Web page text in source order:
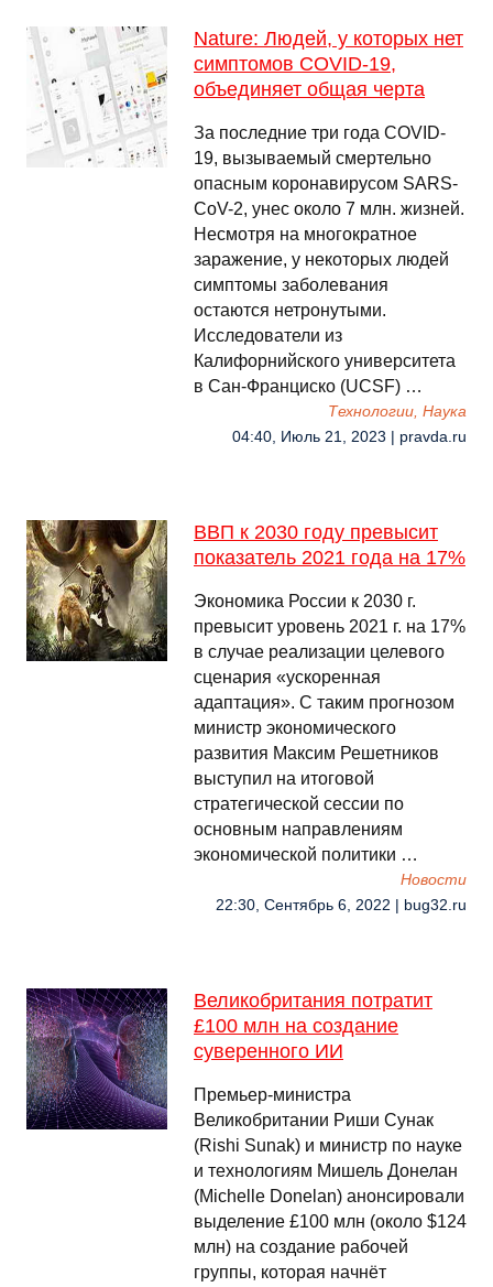
Nature: Людей, у которых нет
симптомов COVID-19,
объединяет общая черта
За последние три года COVID-
19, вызываемый смертельно
опасным коронавирусом SARS-
CoV-2, унес около 7 млн. жизней.
Несмотря на многократное
заражение, у некоторых людей
симптомы заболевания
остаются нетронутыми.
Исследователи из
Калифорнийского университета
в Сан-Франциско (UCSF) …
Технологии, Наука
04:40, Июль 21, 2023 | pravda.ru
ВВП к 2030 году превысит
показатель 2021 года на 17%
Экономика России к 2030 г.
превысит уровень 2021 г. на 17%
в случае реализации целевого
сценария «ускоренная
адаптация». С таким прогнозом
министр экономического
развития Максим Решетников
выступил на итоговой
стратегической сессии по
основным направлениям
экономической политики …
Новости
22:30, Сентябрь 6, 2022 | bug32.ru
Великобритания потратит
£100 млн на создание
суверенного ИИ
Премьер-министра
Великобритании Риши Сунак
(Rishi Sunak) и министр по науке
и технологиям Мишель Донелан
(Michelle Donelan) анонсировали
выделение £100 млн (около $124
млн) на создание рабочей
группы, которая начнёт